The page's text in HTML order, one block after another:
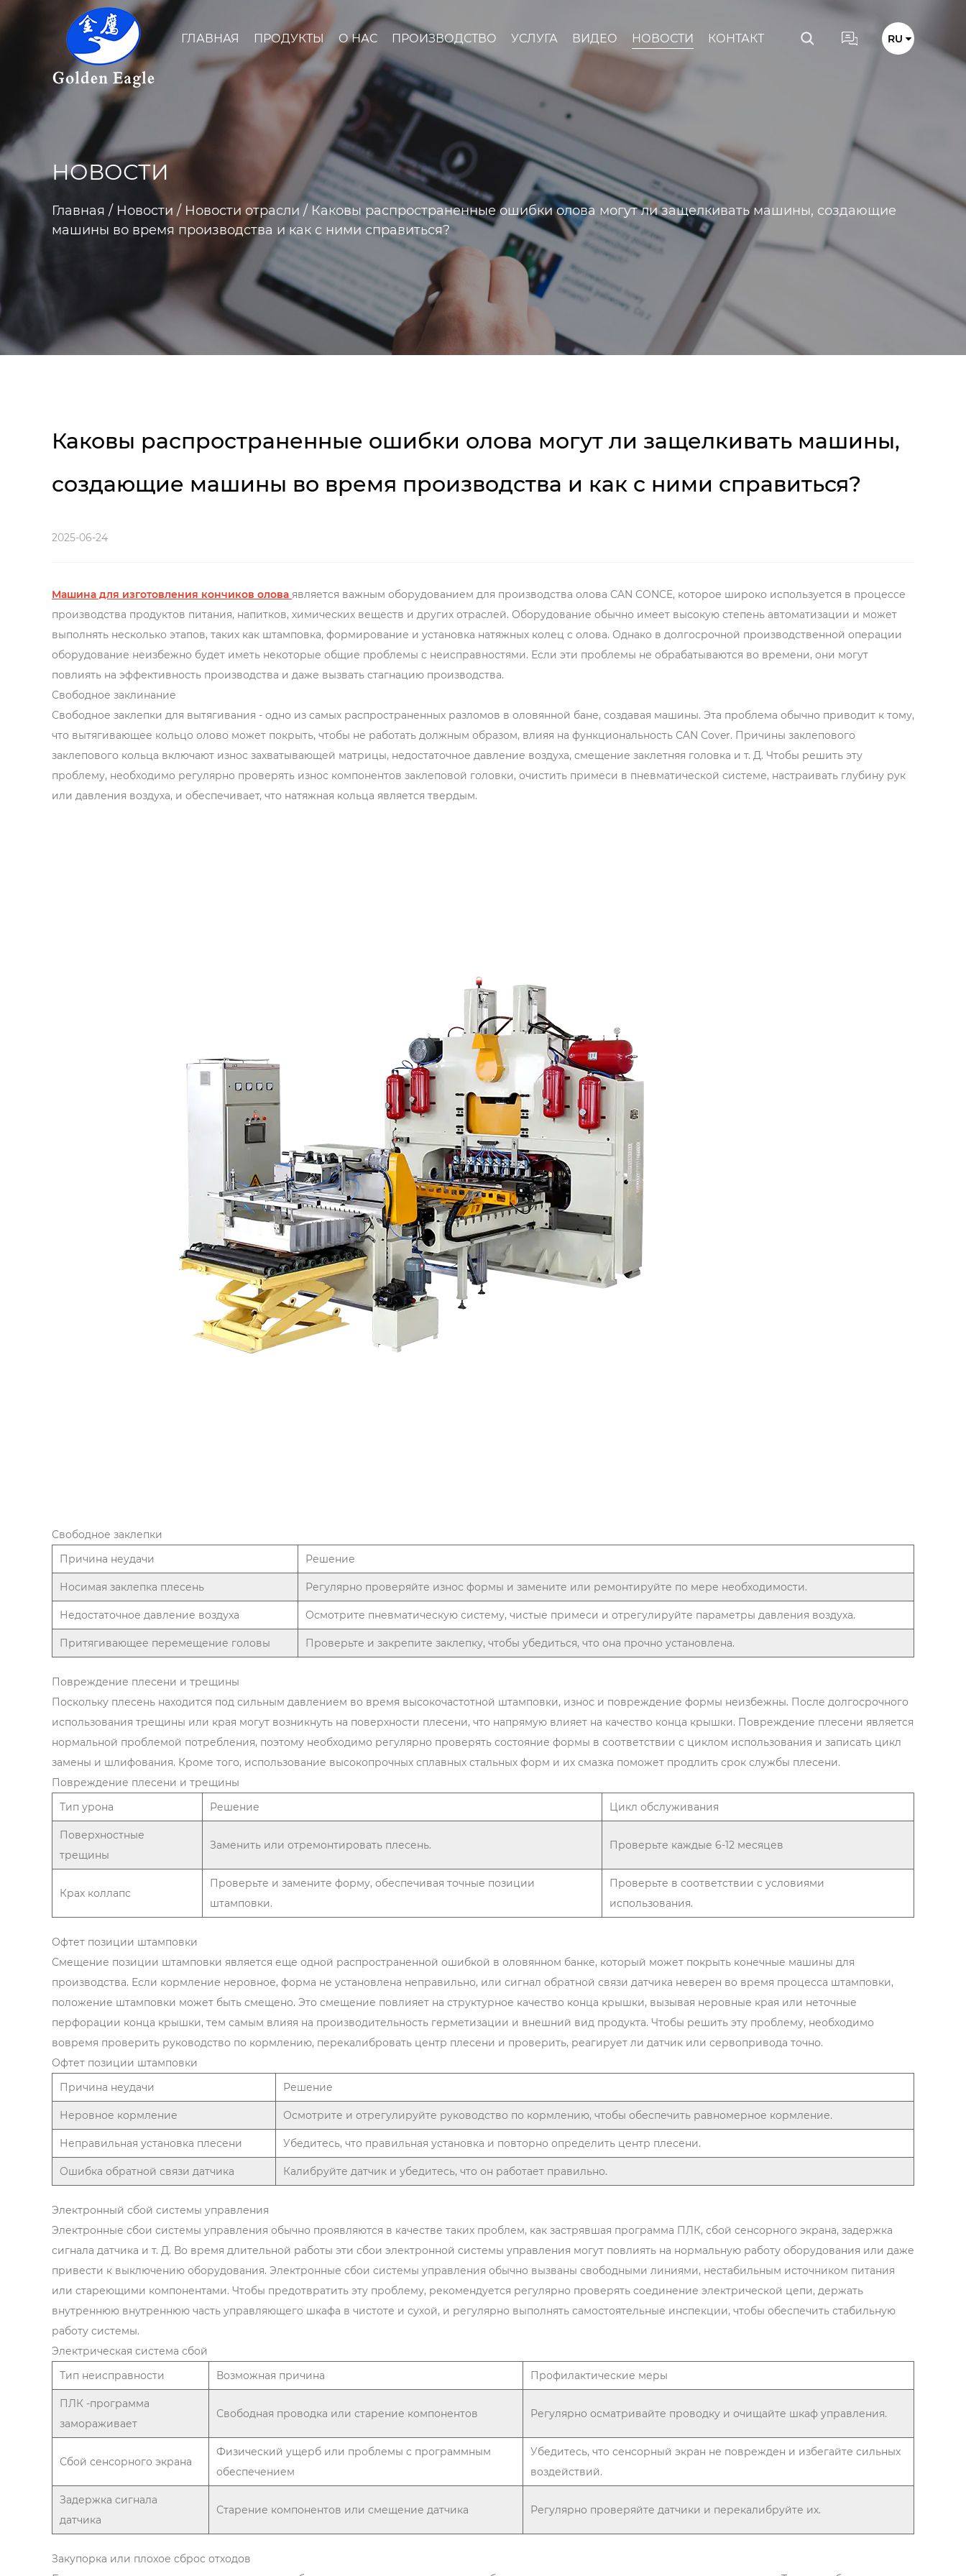
ГЛАВНАЯ ПРОДУКТЫ О НАС ПРОИЗВОДСТВО УСЛУГА ВИДЕО НОВОСТИ КОНТАКТ RU
НОВОСТИ
Главная / Новости / Новости отрасли / Каковы распространенные ошибки олова могут ли защелкивать машины, создающие
машины во время производства и как с ними справиться?
Каковы распространенные ошибки олова могут ли защелкивать машины,
создающие машины во время производства и как с ними справиться?
2025-06-24
Машина для изготовления кончиков олова является важным оборудованием для производства олова CAN CONCE, которое широко используется в процессе
производства продуктов питания, напитков, химических веществ и других отраслей. Оборудование обычно имеет высокую степень автоматизации и может
выполнять несколько этапов, таких как штамповка, формирование и установка натяжных колец с олова. Однако в долгосрочной производственной операции
оборудование неизбежно будет иметь некоторые общие проблемы с неисправностями. Если эти проблемы не обрабатываются во времени, они могут
повлиять на эффективность производства и даже вызвать стагнацию производства.
Свободное заклинание
Свободное заклепки для вытягивания - одно из самых распространенных разломов в оловянной бане, создавая машины. Эта проблема обычно приводит к тому,
что вытягивающее кольцо олово может покрыть, чтобы не работать должным образом, влияя на функциональность CAN Cover. Причины заклепового
заклепового кольца включают износ захватывающей матрицы, недостаточное давление воздуха, смещение заклетняя головка и т. Д. Чтобы решить эту
проблему, необходимо регулярно проверять износ компонентов заклеповой головки, очистить примеси в пневматической системе, настраивать глубину рук
или давления воздуха, и обеспечивает, что натяжная кольца является твердым.
Свободное заклепки
Причина неудачи
Решение
Носимая заклепка плесень Регулярно проверяйте износ формы и замените или ремонтируйте по мере необходимости.
Недостаточное давление воздуха Осмотрите пневматическую систему, чистые примеси и отрегулируйте параметры давления воздуха.
Притягивающее перемещение головы Проверьте и закрепите заклепку, чтобы убедиться, что она прочно установлена.
Повреждение плесени и трещины
Поскольку плесень находится под сильным давлением во время высокочастотной штамповки, износ и повреждение формы неизбежны. После долгосрочного
использования трещины или края могут возникнуть на поверхности плесени, что напрямую влияет на качество конца крышки. Повреждение плесени является
нормальной проблемой потребления, поэтому необходимо регулярно проверять состояние формы в соответствии с циклом использования и записать цикл
замены и шлифования. Кроме того, использование высокопрочных сплавных стальных форм и их смазка поможет продлить срок службы плесени.
Повреждение плесени и трещины
Тип урона
Решение Цикл обслуживания
Поверхностные
трещины
Заменить или отремонтировать плесень. Проверьте каждые 6-12 месяцев
Крах коллапс
Проверьте и замените форму, обеспечивая точные позиции
штамповки.
Проверьте в соответствии с условиями
использования.
Офтет позиции штамповки
Смещение позиции штамповки является еще одной распространенной ошибкой в оловянном банке, который может покрыть конечные машины для
производства. Если кормление неровное, форма не установлена неправильно, или сигнал обратной связи датчика неверен во время процесса штамповки,
положение штамповки может быть смещено. Это смещение повлияет на структурное качество конца крышки, вызывая неровные края или неточные
перфорации конца крышки, тем самым влияя на производительность герметизации и внешний вид продукта. Чтобы решить эту проблему, необходимо
вовремя проверить руководство по кормлению, перекалибровать центр плесени и проверить, реагирует ли датчик или сервопривода точно.
Офтет позиции штамповки
Причина неудачи
Решение
Неровное кормление Осмотрите и отрегулируйте руководство по кормлению, чтобы обеспечить равномерное кормление.
Неправильная установка плесени Убедитесь, что правильная установка и повторно определить центр плесени.
Ошибка обратной связи датчика Калибруйте датчик и убедитесь, что он работает правильно.
Электронный сбой системы управления
Электронные сбои системы управления обычно проявляются в качестве таких проблем, как застрявшая программа ПЛК, сбой сенсорного экрана, задержка
сигнала датчика и т. Д. Во время длительной работы эти сбои электронной системы управления могут повлиять на нормальную работу оборудования или даже
привести к выключению оборудования. Электронные сбои системы управления обычно вызваны свободными линиями, нестабильным источником питания
или стареющими компонентами. Чтобы предотвратить эту проблему, рекомендуется регулярно проверять соединение электрической цепи, держать
внутреннюю внутреннюю часть управляющего шкафа в чистоте и сухой, и регулярно выполнять самостоятельные инспекции, чтобы обеспечить стабильную
работу системы.
Электрическая система сбой
Тип неисправности
Возможная причина Профилактические меры
ПЛК -программа
замораживает
Свободная проводка или старение компонентов Регулярно осматривайте проводку и очищайте шкаф управления.
Сбой сенсорного экрана
Физический ущерб или проблемы с программным
обеспечением
Убедитесь, что сенсорный экран не поврежден и избегайте сильных
воздействий.
Задержка сигнала
датчика
Старение компонентов или смещение датчика Регулярно проверяйте датчики и перекалибруйте их.
Закупорка или плохое сброс отходов